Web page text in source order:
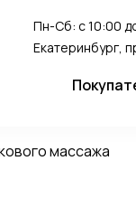
Пн-Сб: с 10:00
Екатеринбург,
массажа